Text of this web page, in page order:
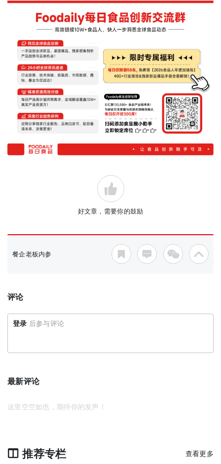
好文章，需要你的鼓励
餐企老板内参
评论
登录 后参与评论
最新评论
这里空空如也，期待你的发声！
推荐专栏 查看更多